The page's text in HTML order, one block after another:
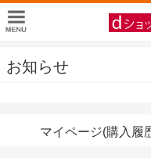
お知らせ
マイページ(購入履